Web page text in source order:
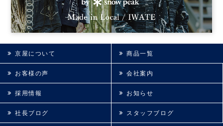
京屋について 商品一覧
お客様の声 会社案内
採用情報 お知らせ
社長ブログ スタッフブログ